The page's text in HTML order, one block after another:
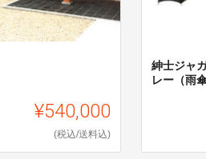
¥540,000
(税込/送料込)
紳士ジャ
レー（雨傘